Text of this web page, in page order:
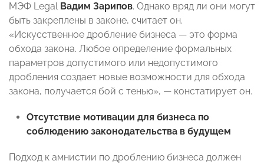
МЭФ Legal Вадим Зарипов. Однако вряд ли они могут
быть закреплены в законе, считает он.
«Искусственное дробление бизнеса — это форма
обхода закона. Любое определение формальных
параметров допустимого или недопустимого
дробления создает новые возможности для обхода
закона, получается бой с тенью», — констатирует он.
Отсутствие мотивации для бизнеса по
соблюдению законодательства в будущем
Подход к амнистии по дроблению бизнеса должен